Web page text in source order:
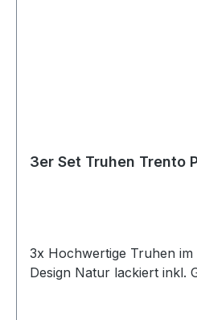
3er Set Truhen Trento
3x Hochwertige Truhen im
Design Natur lackiert inkl.